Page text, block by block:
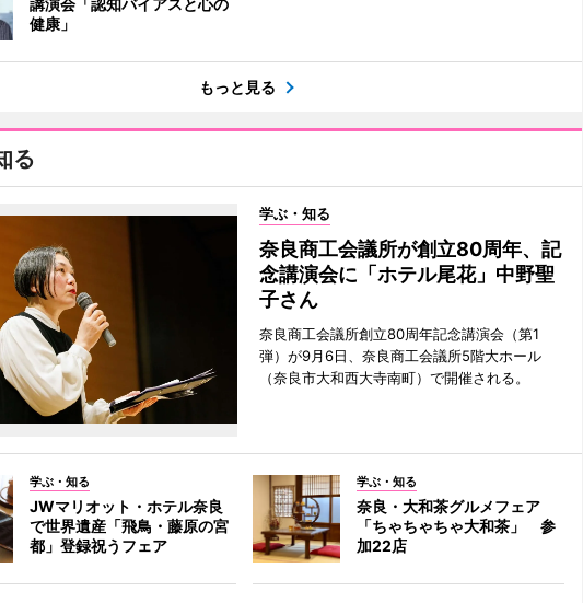
講演会「認知バイアスと心の
健康」
もっと見る
る
学ぶ・知る
奈良商工会議所が創立80周年、記
念講演会に「ホテル尾花」中野聖
子さん
奈良商工会議所創立80周年記念講演会（第1
弾）が9月6日、奈良商工会議所5階大ホール
（奈良市大和西大寺南町）で開催される。
学ぶ・知る
JWマリオット・ホテル奈良
で世界遺産「飛鳥・藤原の宮
都」登録祝うフェア
学ぶ・知る
奈良・大和茶グルメフェア
「ちゃちゃちゃ大和茶」 参
加22店